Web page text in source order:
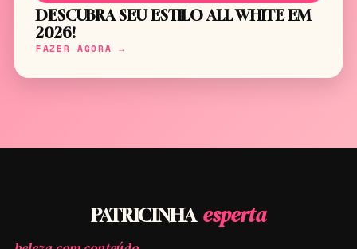
DESCUBRA SEU ESTILO ALL WHITE EM
2026!
FAZER AGORA →
PATRICINHA esperta